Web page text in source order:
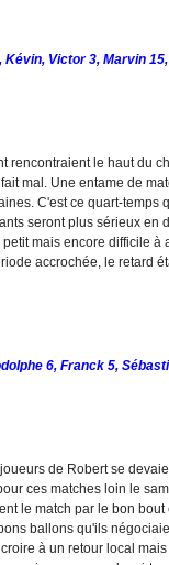
Victor 3, Marvin
rencontraient le haut du
mal. Une entame de
C'est ce quart-temps
seront plus sérieux en
mais encore difficile à
accrochée, le retard
6, Franck 5,
de Robert se
ces matches loin le
le match par le bon
ballons qu'ils
à un retour local